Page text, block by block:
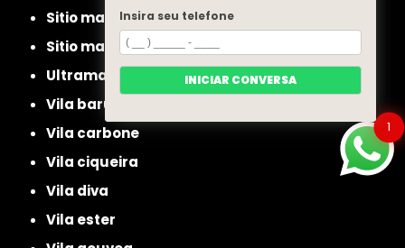
sitio manda aqui
sitio mandaqui
ultramarino
vila baruel
vila carbone
vila ciqueira
vila diva
vila ester
1
Insira seu telefone
INICIAR CONVERSA